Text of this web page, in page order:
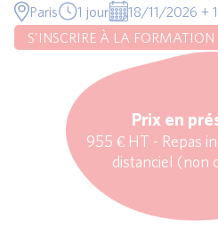
Paris 1 jour
18/11/2026 +
S'INSCRIRE À LA FORMATION
Prix en
955 € HT - Repas
distanciel (non